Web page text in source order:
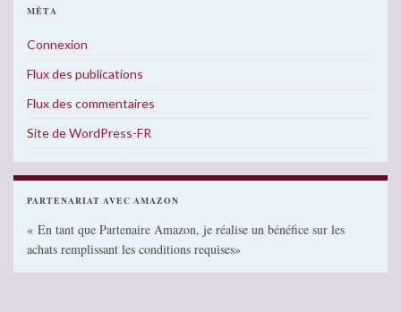
MÉTA
Connexion
Flux des publications
Flux des commentaires
Site de WordPress-FR
PARTENARIAT AVEC AMAZON
« En tant que Partenaire Amazon, je réalise un bénéfice sur les
achats remplissant les conditions requises»